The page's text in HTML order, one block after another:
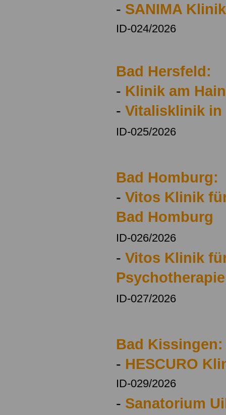
- SANIMA
ID-024/2026
Bad Hersfeld:
- Klinik am
- Vitalisklinik in
ID-025/2026
Bad Homburg:
- Vitos Klinik
Bad Homburg
ID-026/2026
- Vitos Klinik
ID-027/2026
Bad Kissingen:
- HESCURO
ID-029/2026
- Sanatorium